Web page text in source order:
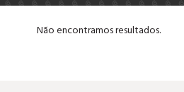
Não encontramos resultados.